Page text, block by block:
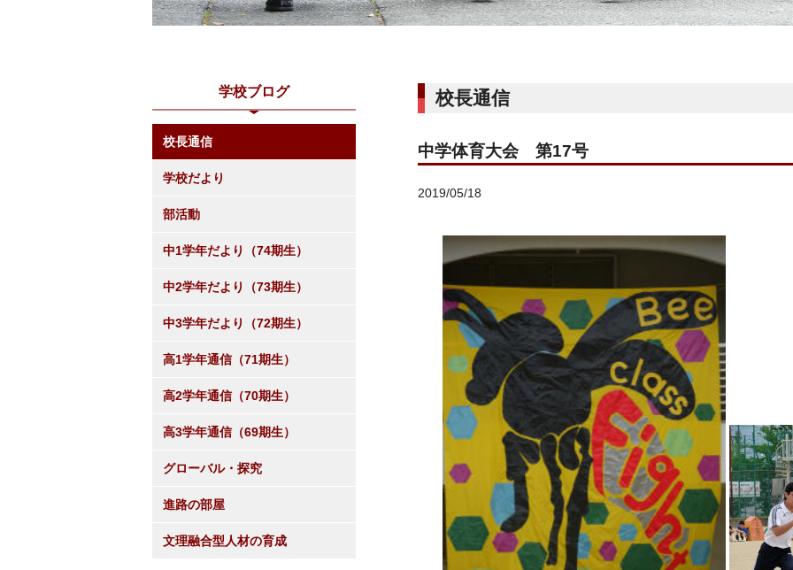
校長通信
中学体育大会 第17号
2019/05/18
学校ブログ
校長通信
学校だより
部活動
中1学年だより（74期生）
中2学年だより（73期生）
中3学年だより（72期生）
高1学年通信（71期生）
高2学年通信（70期生）
高3学年通信（69期生）
グローバル・探究
進路の部屋
文理融合型人材の育成